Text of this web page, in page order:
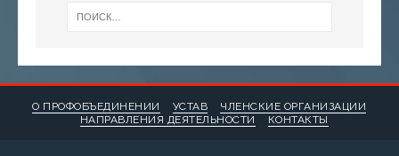
О ПРОФОБЪЕДИНЕНИИ УСТАВ
ЧЛЕНСКИЕ ОРГАНИЗАЦИИ
НАПРАВЛЕНИЯ ДЕЯТЕЛЬНОСТИ
КОНТАКТЫ